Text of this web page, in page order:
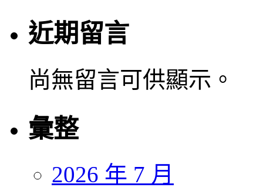
近期留言
尚無留言可供顯示。
彙整
2026 年 7 月